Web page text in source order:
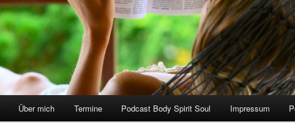
Über mich Termine Podcast Body Spirit Soul Impressum